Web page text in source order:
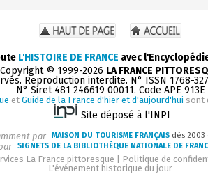
L'HISTOIRE DE FRANCE avec
Copyright © 1999-2026 LA FRANCE
Reproduction interdite. N° ISSN 1768-
N° Siret 481 246619 00011. Code APE 913E
et Guide de la France d'hier et d'aujourd'hui sont
Site déposé à l'INPI
par MAISON DU TOURISME FRANÇAIS dès
SIGNETS DE LA BIBLIOTHÈQUE NATIONALE DE
La France pittoresque
Politique de
L'événement historique du jour